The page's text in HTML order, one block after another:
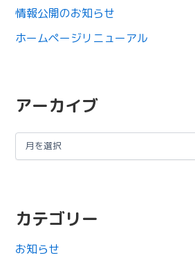
情報公開のお知らせ
ホームページリニューアル
アーカイブ
カテゴリー
お知らせ